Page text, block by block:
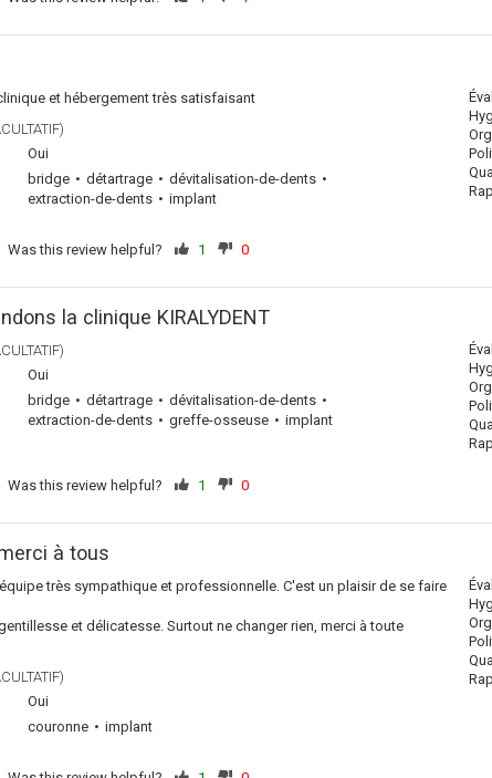
et hébergement très satisfaisant
Oui
bridge détartrage
dévitalisation-de-dents
extraction-de-dents
implant
Was this review helpful? 1 0
la clinique KIRALYDENT
Oui
bridge détartrage
dévitalisation-de-dents
extraction-de-dents
greffe-osseuse implant
Was this review helpful? 1 0
à tous
très sympathique et professionnelle. C'est un plaisir de se faire
et délicatesse. Surtout ne changer rien, merci à toute
Oui
couronne implant